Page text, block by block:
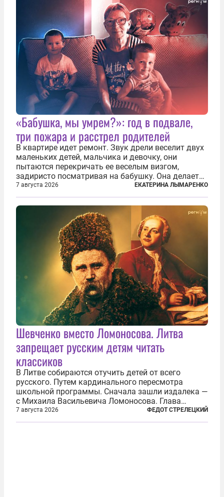
«Бабушка, мы умрем?»: год в подвале,
три пожара и расстрел родителей
В квартире идет ремонт. Звук дрели веселит двух
маленьких детей, мальчика и девочку, они
пытаются перекричать ее веселым визгом,
задиристо посматривая на бабушку. Она делает
им замечание, но внуки чувствуют, что она
сердится невсерьез. И это правда: дрель, конечно,
сверлит противно, но всё...
7 августа 2026 ЕКАТЕРИНА ЛЫМАРЕНКО
Шевченко вместо Ломоносова. Литва
запрещает русским детям читать
классиков
В Литве собираются отучить детей от всего
русского. Путем кардинального пересмотра
школьной программы. Сначала зашли издалека —
с Михаила Васильевича Ломоносова. Глава
правительства Литвы Миндаугас Синкявичюс
предложил исключить его тексты из программ
7 августа 2026 ФЕДОТ СТРЕЛЕЦКИЙ